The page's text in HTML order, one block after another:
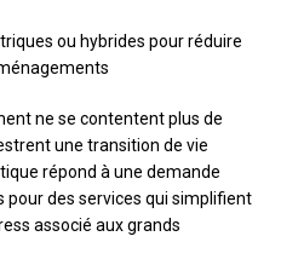
ou hybrides pour réduire
ne se contentent plus de
une transition de vie
répond à une demande
des services qui simplifient
associé aux grands